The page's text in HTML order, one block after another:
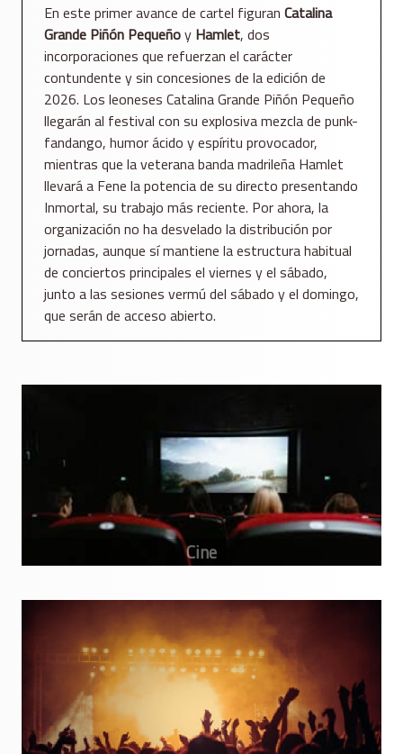
En este primer avance de cartel figuran Catalina
Grande Piñón Pequeñoy Hamlet, dos
incorporaciones que refuerzan el carácter
contundente y sin concesiones de la edición de
2026. Los leoneses Catalina Grande Piñón Pequeño
llegarán al festival con su explosiva mezcla de punk-
fandango, humor ácido y espíritu provocador,
mientras que la veterana banda madrileña Hamlet
llevará a Fene la potencia de su directo presentando
Inmortal, su trabajo más reciente. Por ahora, la
organización no ha desvelado la distribución por
jornadas, aunque sí mantiene la estructura habitual
de conciertos principales el viernes y el sábado,
junto a las sesiones vermú del sábado y el domingo,
que serán de acceso abierto.